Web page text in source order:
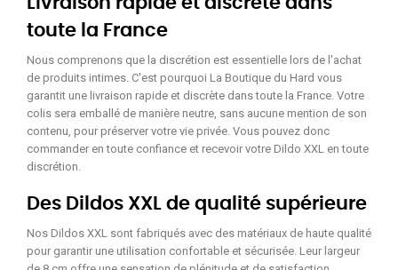
toute la France
Nous comprenons que la discrétion est essentielle lors de l'achat
de produits intimes. C'est pourquoi La Boutique du Hard vous
garantit une livraison rapide et discrète dans toute la France. Votre
colis sera emballé de manière neutre, sans aucune mention de son
contenu, pour préserver votre vie privée. Vous pouvez donc
commander en toute confiance et recevoir votre Dildo XXL en toute
discrétion.
Des Dildos XXL de qualité supérieure
Nos Dildos XXL sont fabriqués avec des matériaux de haute qualité
pour garantir une utilisation confortable et sécurisée. Leur largeur